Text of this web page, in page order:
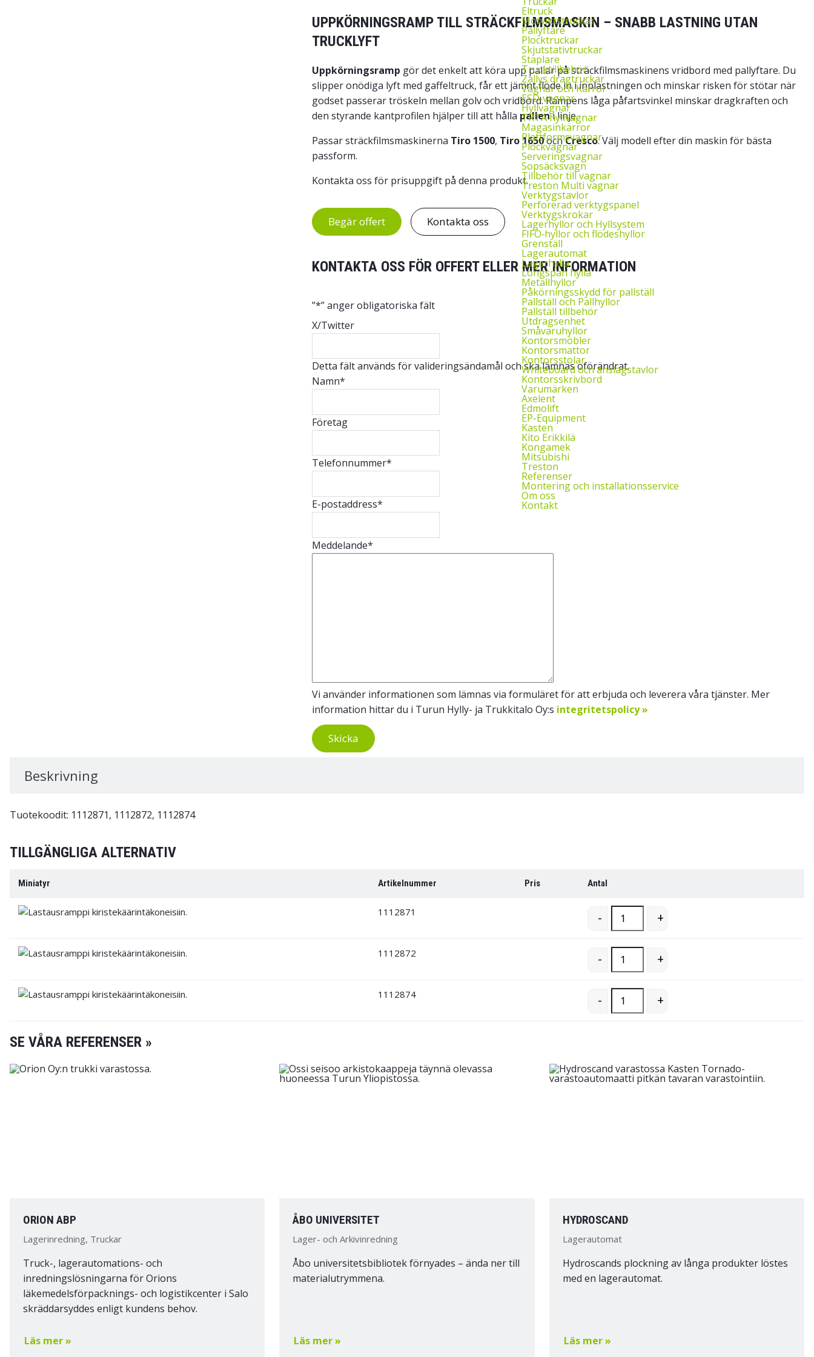
Eltruck
Motviktstruckar
Pallyftare
Plocktruckar
Skjutstativtruckar
Staplare
Trucktillbehör
Zallys dragtruckar
Vagnar och Kärror
ESD‑vagnar
Hyllvagnar
TRTA hyllvagnar
Magasinkärror
Plattformsvagnar
Plockvagnar
Serveringsvagnar
Sopsäcksvagn
Tillbehör till vagnar
Treston Multi vagnar
Verktygstavlor
Perforerad verktygspanel
Verktygskrokar
Lagerhyllor och Hyllsystem
FIFO‑hyllor och flödeshyllor
Grenställ
Lagerautomat
Lagerhylla
Longspan hylla
Metallhyllor
Påkörningsskydd för pallställ
Pallställ och Pallhyllor
Pallställ tillbehör
Utdragsenhet
Småvaruhyllor
Kontorsmöbler
Kontorsmattor
Kontorsstolar
Whiteboard och anslagstavlor
Kontorsskrivbord
Varumärken
Axelent
Edmolift
EP-Equipment
Kasten
Kito Erikkilä
Kongamek
Mitsubishi
Treston
Referenser
Montering och installationsservice
Om oss
Kontakt
UPPKÖRNINGSRAMP TILL STRÄCKFILMSMASKIN – SNABB LASTNING UTAN
TRUCKLYFT
Uppkörningsramp gör det enkelt att köra upp pallar på sträckfilmsmaskinens vridbord med pallyftare. Du
slipper onödiga lyft med gaffeltruck, får ett jämnt flöde in i inplastningen och minskar risken för stötar när
godset passerar tröskeln mellan golv och vridbord. Rampens låga påfartsvinkel minskar dragkraften och
den styrande kantprofilen hjälper till att hålla palleni linje.
Passar sträckfilmsmaskinerna Tiro 1500, Tiro 1650ochCresco. Välj modell efter din maskin för bästa
passform.
Kontakta oss för prisuppgift på denna produkt.
Begär offert Kontakta oss
KONTAKTA OSS FÖR OFFERT ELLER MER INFORMATION
”*” anger obligatoriska fält
X/Twitter
Detta fält används för valideringsändamål och ska lämnas oförändrat.
Namn*
Företag
Telefonnummer*
E-postaddress*
Meddelande*
Vi använder informationen som lämnas via formuläret för att erbjuda och leverera våra tjänster. Mer
information hittar du i Turun Hylly- ja Trukkitalo Oy:s integritetspolicy »
Skicka
Beskrivning
Tuotekoodit: 1112871, 1112872, 1112874
TILLGÄNGLIGA ALTERNATIV
Miniatyr Artikelnummer Pris Antal
1112871 - +
1112872 - +
1112874 - +
SE VÅRA REFERENSER »
ORION ABP
Lagerinredning, Truckar
Truck-, lagerautomations- och
inredningslösningarna för Orions
läkemedelsförpacknings- och logistikcenter i Salo
skräddarsyddes enligt kundens behov.
Läs mer »
ÅBO UNIVERSITET
Lager- och Arkivinredning
Åbo universitetsbibliotek förnyades – ända ner till
materialutrymmena.
Läs mer »
HYDROSCAND
Lagerautomat
Hydroscands plockning av långa produkter löstes
med en lagerautomat.
Läs mer »